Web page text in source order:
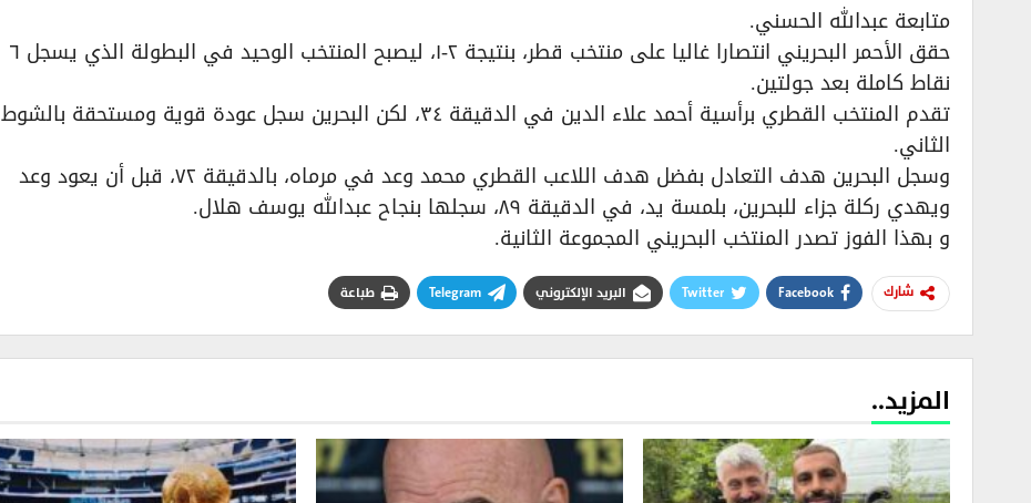
متابعة عبدالله الحسني.
حقق الأحمر البحريني انتصارا غاليا على منتخب قطر، بنتيجة ٢-١، ليصبح المنتخب الوحيد في البطولة الذي يسجل ٦
نقاط كاملة بعد جولتين.
تقدم المنتخب القطري برأسية أحمد علاء الدين في الدقيقة ٣٤، لكن البحرين سجل عودة قوية ومستحقة بالشوط
الثاني.
وسجل البحرين هدف التعادل بفضل هدف اللاعب القطري محمد وعد في مرماه، بالدقيقة ٧٢، قبل أن يعود وعد
ويهدي ركلة جزاء للبحرين، بلمسة يد، في الدقيقة ٨٩، سجلها بنجاح عبدالله يوسف هلال.
و بهذا الفوز تصدر المنتخب البحريني المجموعة الثانية.
شارك Facebook
Twitter البريد الإلكتروني Telegram طباعة
المزيد..